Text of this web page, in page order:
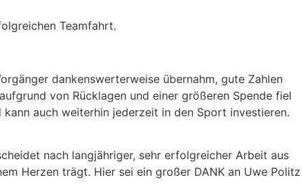
Teamfahrt.
dankenswerterweise übernahm, gute Zahlen
von Rücklagen und einer größeren Spende fiel
auch weiterhin jederzeit in den Sport investieren.
nach langjähriger, sehr erfolgreicher Arbeit aus
Herzen trägt. Hier sei ein großer DANK an Uwe Politz